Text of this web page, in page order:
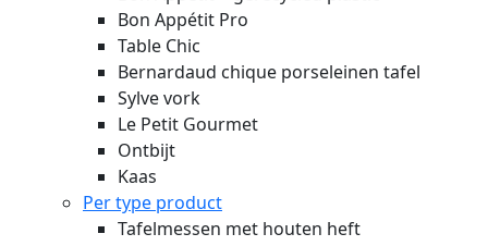
Bon Appétit Pro
Table Chic
Bernardaud chique porseleinen tafel
Sylve vork
Le Petit Gourmet
Ontbijt
Kaas
Per type product
Tafelmessen met houten heft